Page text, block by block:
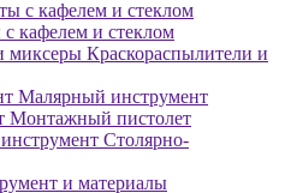
кафелем и стеклом
Краскораспылители и
Малярный инструмент
Монтажный пистолет
Столярно-